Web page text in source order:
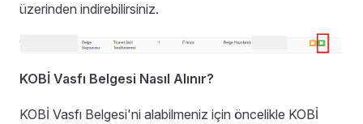
üzerinden indirebilirsiniz.
KOBİ Vasfı Belgesi Nasıl Alınır?
KOBİ Vasfı Belgesi'ni alabilmeniz için öncelikle KOBİ